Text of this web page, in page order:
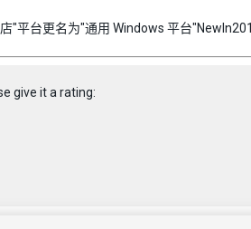
"平台更名为"通用 Windows 平台
give it a rating: